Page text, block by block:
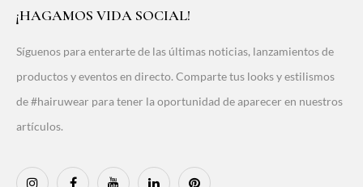
¡HAGAMOS VIDA SOCIAL!
Síguenos para enterarte de las últimas noticias, lanzamientos de
productos y eventos en directo. Comparte tus looks y estilismos
de #hairuwear para tener la oportunidad de aparecer en nuestros
artículos.